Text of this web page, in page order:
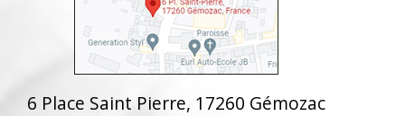
6 Place Saint Pierre, 17260 Gémozac